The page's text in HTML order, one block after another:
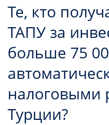
Те, кто
ТАПУ за
больше 75
налоговыми
Турции?